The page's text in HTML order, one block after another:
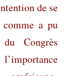
de se
a pu
Congrès